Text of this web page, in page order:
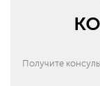
Получите